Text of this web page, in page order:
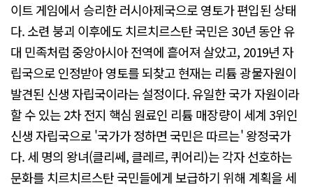
이트 게임에서 승리한 러시아제국으로 영토가 편입된 상태
다. 소련 붕괴 이후에도 치르치르스탄 국민은 30년 동안 유
대 민족처럼 중앙아시아 전역에 흩어져 살았고, 2019년 자
립국으로 인정받아 영토를 되찾고 현재는 리튬 광물자원이
발견된 신생 자립국이라는 설정이다. 유일한 국가 자원이라
할 수 있는 2차 전지 핵심 원료인 리튬 매장량이 세계 3위인
신생 자립국으로 '국가가 정하면 국민은 따르는' 왕정국가
다. 세 명의 왕녀(클리쎄, 클레르, 퀴어리)는 각자 선호하는
문화를 치르치르스탄 국민들에게 보급하기 위해 계획을 세